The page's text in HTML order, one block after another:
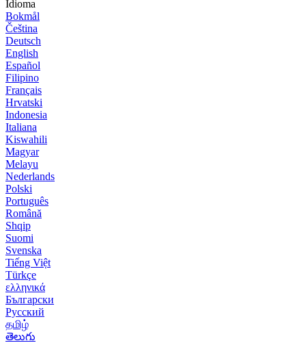
Idioma
Bokmål
Čeština
Deutsch
English
Español
Filipino
Français
Hrvatski
Indonesia
Italiana
Kiswahili
Magyar
Melayu
Nederlands
Polski
Português
Română
Shqip
Suomi
Svenska
Tiếng Việt
Türkçe
ελληνικά
Български
Русский
தமிழ்
తెలుగు